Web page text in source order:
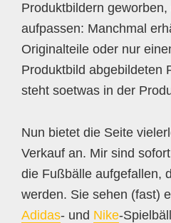
Produktbildern
aufpassen: Manchmal
Originalteile oder nur
Produktbild abgebildeten
steht soetwas in der
Nun bietet die Seite
Verkauf an. Mir sind sofort
die Fußbälle aufgefallen,
werden. Sie sehen (fast)
Adidas- und Nike-